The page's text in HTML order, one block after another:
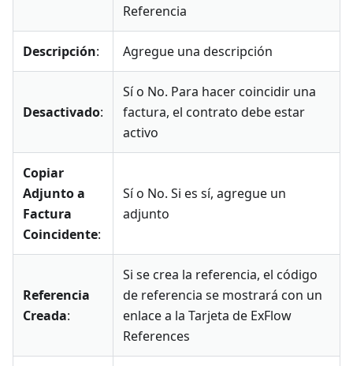
Referencia
Descripción: Agregue una descripción
Desactivado:
Sí o No. Para hacer coincidir una
factura, el contrato debe estar
activo
Copiar
Adjunto a
Factura
Coincidente:
Sí o No. Si es sí, agregue un
adjunto
Referencia
Creada:
Si se crea la referencia, el código
de referencia se mostrará con un
enlace a la Tarjeta de ExFlow
References